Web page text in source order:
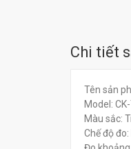
Chi tiết
Tên sản
Model:
Màu sắc:
Chế độ